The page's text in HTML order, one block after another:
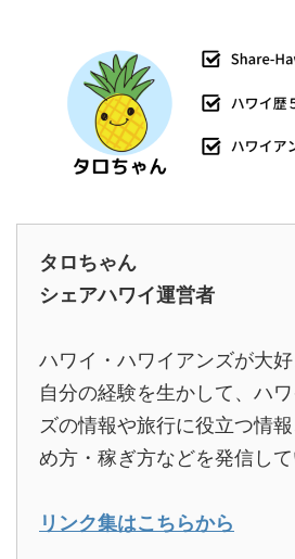
タロちゃん
シェアハワイ運営者
ハワイ・ハワイアンズが大好
自分の経験を生かして、ハ
ズの情報や旅行に役立つ情
め方・稼ぎ方などを発信して
リンク集はこちらから